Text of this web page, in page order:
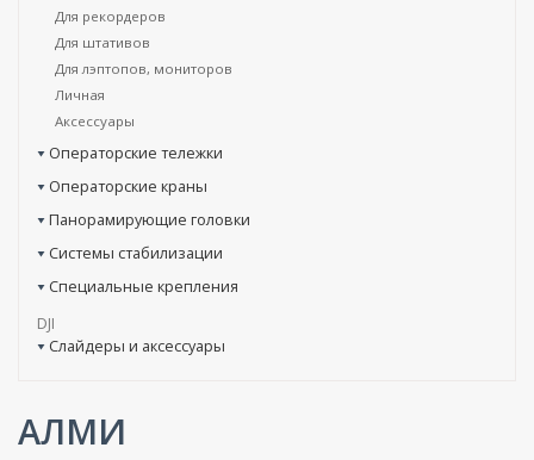
Для рекордеров
Для штативов
Для лэптопов, мониторов
Личная
Аксессуары
Операторские тележки
Операторские краны
Панорамирующие головки
Системы стабилизации
Специальные крепления
DJI
Слайдеры и аксессуары
АЛМИ